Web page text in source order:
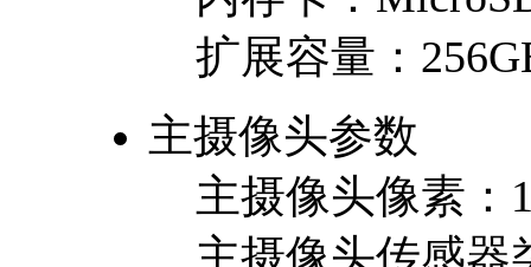
扩展容量：
主摄像头参数
主摄像头像素：
主摄像头传感器